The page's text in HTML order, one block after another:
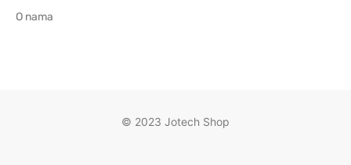
O nama
© 2023 Jotech Shop